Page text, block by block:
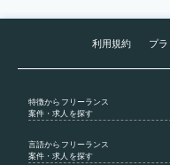
利用規約 プ
特徴からフリーランス
案件・求人を探す
言語からフリーランス
案件・求人を探す